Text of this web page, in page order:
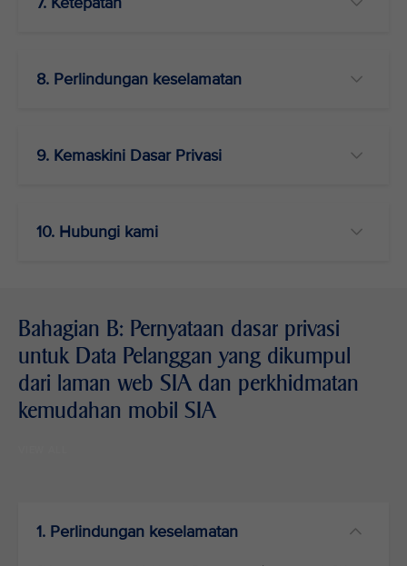
8. Perlindungan keselamatan
9. Kemaskini Dasar Privasi
10. Hubungi kami
Bahagian B: Pernyataan dasar privasi
untuk Data Pelanggan yang dikumpul
dari laman web SIA dan perkhidmatan
kemudahan mobil SIA
1. Perlindungan keselamatan